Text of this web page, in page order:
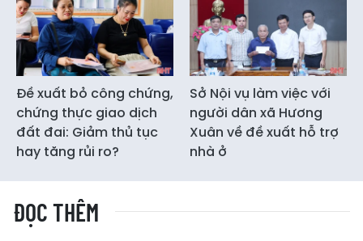
Đề xuất bỏ công chứng,
chứng thực giao dịch
đất đai: Giảm thủ tục
hay tăng rủi ro?
Sở Nội vụ làm việc với
người dân xã Hương
Xuân về đề xuất hỗ trợ
nhà ở
ĐỌC THÊM